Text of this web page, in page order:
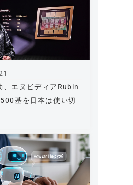
、エヌビディアRubin
基を日本は使い切